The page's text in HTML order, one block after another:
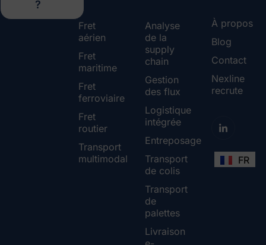
?
Fret
aérien
Fret
maritime
Fret
ferroviaire
Fret
routier
Transport
multimodal
Analyse
de la
supply
chain
Gestion
des flux
Logistique
intégrée
Entreposage
Transport
de colis
Transport
de
palettes
Livraison
À propos
Blog
Contact
Nexline
recrute
FR